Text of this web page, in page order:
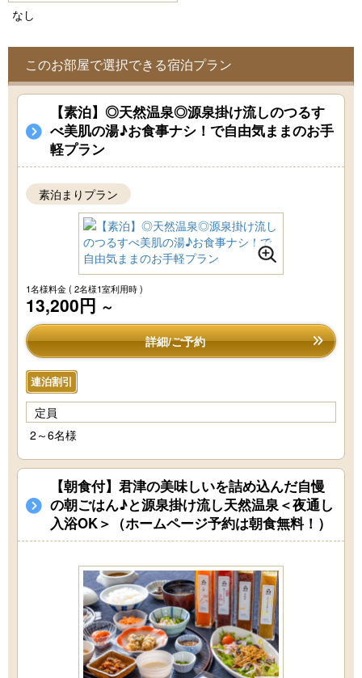
なし
このお部屋で選択できる宿泊プラン
【素泊】◎天然温泉◎源泉掛け流しのつるす
べ美肌の湯♪お食事ナシ！で自由気ままのお手
軽プラン
素泊まりプラン
1名様料金( 2名様1室利用時 )
13,200円 ～
詳細/ご予約
連泊割引
定員
2～6名様
【朝食付】君津の美味しいを詰め込んだ自慢
の朝ごはん♪と源泉掛け流し天然温泉＜夜通し
入浴OK＞（ホームページ予約は朝食無料！）